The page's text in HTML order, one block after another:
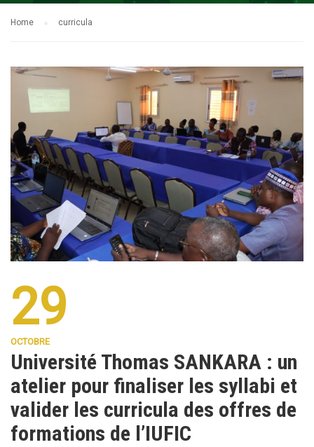
Home curricula
29
OCTOBRE
Université Thomas SANKARA : un
atelier pour finaliser les syllabi et
valider les curricula des offres de
formations de l’IUFIC